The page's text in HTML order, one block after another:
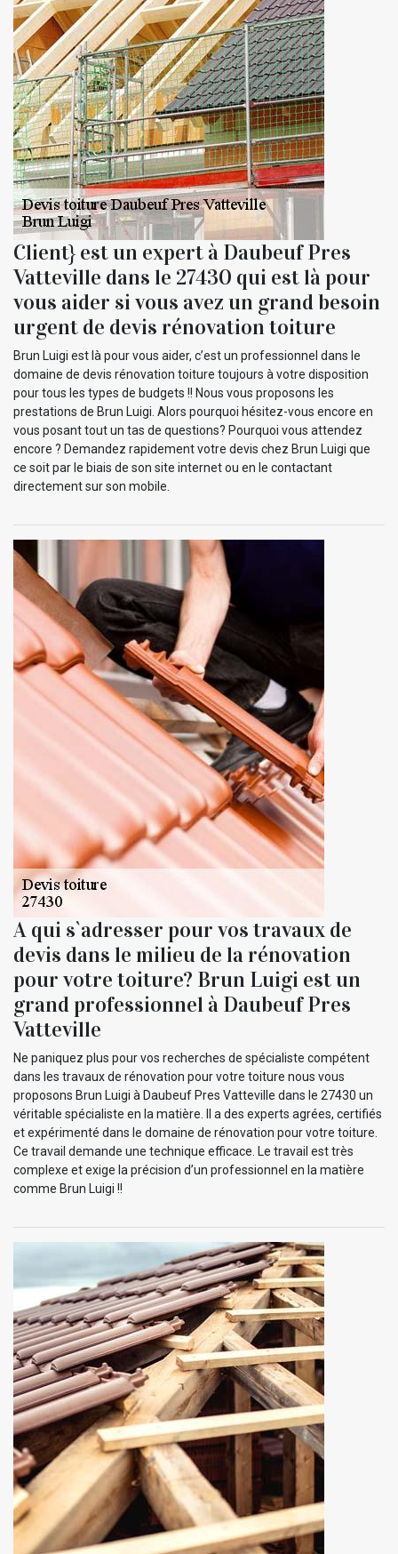
Client} est un expert à Daubeuf Pres
Vatteville dans le 27430 qui est là pour
vous aider si vous avez un grand besoin
urgent de devis rénovation toiture
Brun Luigi est là pour vous aider, c’est un professionnel dans le
domaine de devis rénovation toiture toujours à votre disposition
pour tous les types de budgets !! Nous vous proposons les
prestations de Brun Luigi. Alors pourquoi hésitez-vous encore en
vous posant tout un tas de questions? Pourquoi vous attendez
encore ? Demandez rapidement votre devis chez Brun Luigi que
ce soit par le biais de son site internet ou en le contactant
directement sur son mobile.
A qui s`adresser pour vos travaux de
devis dans le milieu de la rénovation
pour votre toiture? Brun Luigi est un
grand professionnel à Daubeuf Pres
Vatteville
Ne paniquez plus pour vos recherches de spécialiste compétent
dans les travaux de rénovation pour votre toiture nous vous
proposons Brun Luigi à Daubeuf Pres Vatteville dans le 27430 un
véritable spécialiste en la matière. Il a des experts agrées, certifiés
et expérimenté dans le domaine de rénovation pour votre toiture.
Ce travail demande une technique efficace. Le travail est très
complexe et exige la précision d’un professionnel en la matière
comme Brun Luigi !!